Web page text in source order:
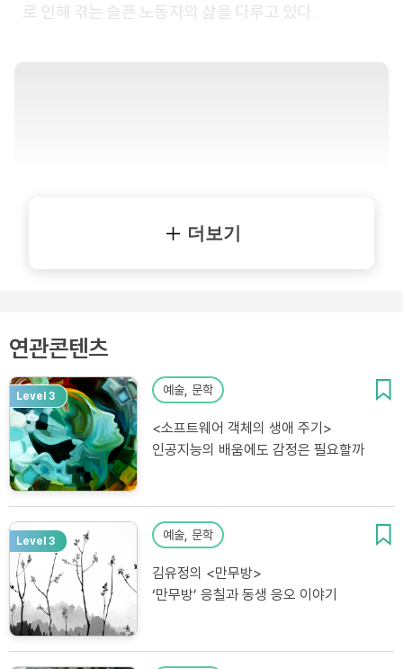
로 인해 겪는 슬픈 노동자의 삶을 다루고 있다.
더보기
연관콘텐츠
Level 3 예술, 문학
<소프트웨어 객체의 생애 주기>
인공지능의 배움에도 감정은 필요할까
Level 3 예술, 문학
김유정의 <만무방>
‘만무방’ 응칠과 동생 응오 이야기